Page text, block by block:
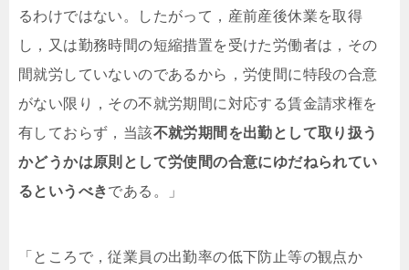
るわけではない。したがって，産前産後休業を取得
し，又は勤務時間の短縮措置を受けた労働者は，その
間就労していないのであるから，労使間に特段の合意
がない限り，その不就労期間に対応する賃金請求権を
有しておらず，当該不就労期間を出勤として取り扱う
かどうかは原則として労使間の合意にゆだねられてい
るというべきである。」
「ところで，従業員の出勤率の低下防止等の観点か